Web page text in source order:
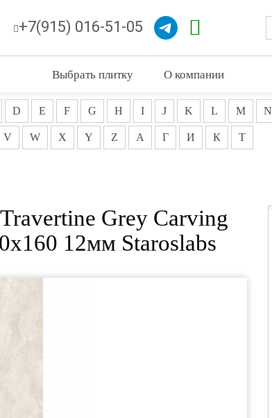
+7(915) 016-51-05
Выбрать плитку О компании
D E F G H I J K L M N
V W X Y Z А Г И К Т
Grey Carving
12мм Staroslabs